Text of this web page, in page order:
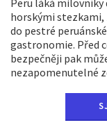
horskými
do pestré
gastronomie. Před
bezpečněji pak
nezapomenutelné